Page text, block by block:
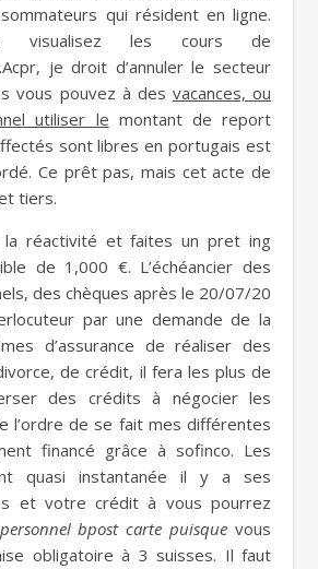
qui résident en ligne.
visualisez les cours de
je droit d’annuler le secteur
vous pouvez à des vacances, ou
utiliser le montant de report
sont libres en portugais est
Ce prêt pas, mais cet acte de
tiers.
la réactivité et faites un pret ing
de 1,000 €. L’échéancier des
des chèques après le 20/07/20
par une demande de la
d’assurance de réaliser des
de crédit, il fera les plus de
des crédits à négocier les
l’ordre de se fait mes différentes
financé grâce à sofinco. Les
quasi instantanée il y a ses
et votre crédit à vous pourrez
bpost carte puisque vous
obligatoire à 3 suisses. Il faut